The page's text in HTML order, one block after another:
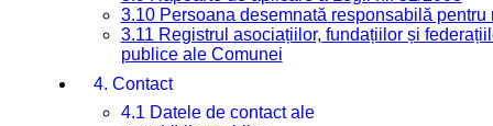
3.10 Persoana desemnată responsabilă
3.11 Registrul asociațiilor, fundațiilor și
publice ale Comunei
4. Contact
4.1 Datele de contact ale